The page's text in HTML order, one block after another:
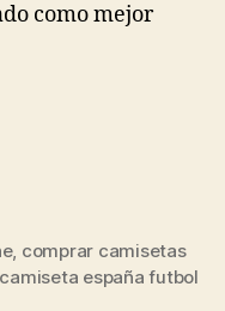
como mejor
, comprar camisetas
españa futbol